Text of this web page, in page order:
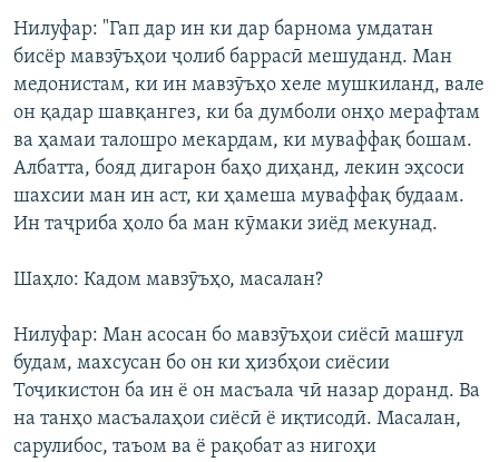
Нилуфар: "Гап дар ин ки дар барнома умдатан
бисёр мавзӯъҳои ҷолиб баррасӣ мешуданд. Ман
медонистам, ки ин мавзӯъҳо хеле мушкиланд, вале
он қадар шавқангез, ки ба думболи онҳо мерафтам
ва ҳамаи талошро мекардам, ки муваффақ бошам.
Албатта, бояд дигарон баҳо диҳанд, лекин эҳсоси
шахсии ман ин аст, ки ҳамеша муваффақ будаам.
Ин таҷриба ҳоло ба ман кӯмаки зиёд мекунад.
Шаҳло: Кадом мавзӯъҳо, масалан?
Нилуфар: Ман асосан бо мавзӯъҳои сиёсӣ машғул
будам, махсусан бо он ки ҳизбҳои сиёсии
Тоҷикистон ба ин ё он масъала чӣ назар доранд. Ва
на танҳо масъалаҳои сиёсӣ ё иқтисодӣ. Масалан,
сарулибос, таъом ва ё рақобат аз нигоҳи